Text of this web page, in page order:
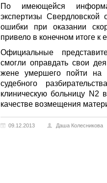
По имеющейся
экспертизы Свердловской
ошибки при оказании
привело в конечном итоге к
Официальные
смогли оправдать свои
жене умершего пойти на
судебного
клиническую больницу N2
качестве возмещения
09.12.2013 Даша Колесникова